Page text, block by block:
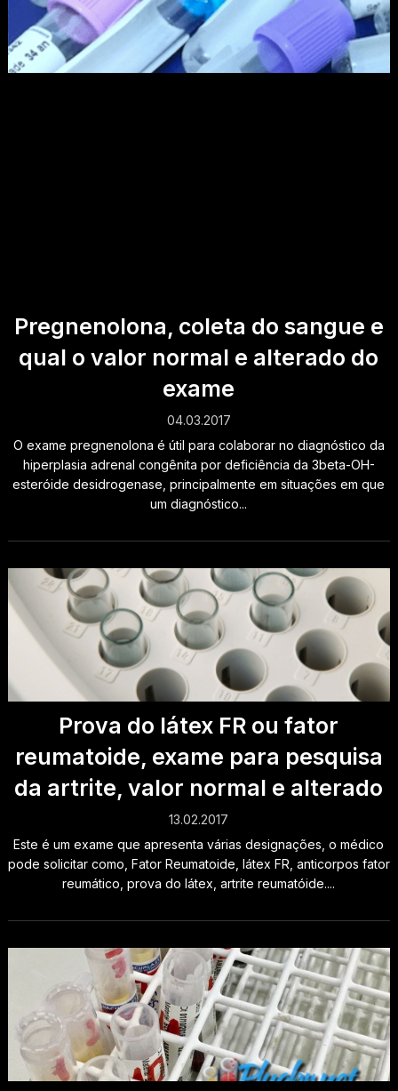
Pregnenolona, coleta do sangue e
qual o valor normal e alterado do
exame
04.03.2017
O exame pregnenolona é útil para colaborar no diagnóstico da
hiperplasia adrenal congênita por deficiência da 3beta-OH-
esteróide desidrogenase, principalmente em situações em que
um diagnóstico...
Prova do látex FR ou fator
reumatoide, exame para pesquisa
da artrite, valor normal e alterado
13.02.2017
Este é um exame que apresenta várias designações, o médico
pode solicitar como, Fator Reumatoide, látex FR, anticorpos fator
reumático, prova do látex, artrite reumatóide....